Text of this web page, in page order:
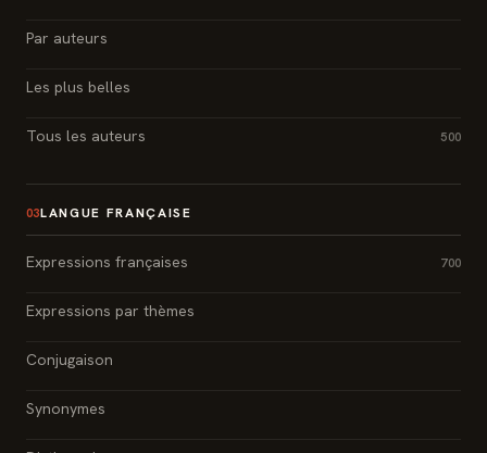
Par auteurs
Les plus belles
Tous les auteurs 500
03LANGUE FRANÇAISE
Expressions françaises 700
Expressions par thèmes
Conjugaison
Synonymes